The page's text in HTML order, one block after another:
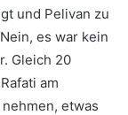
und Pelivan zu
es war kein
Gleich 20
am
etwas